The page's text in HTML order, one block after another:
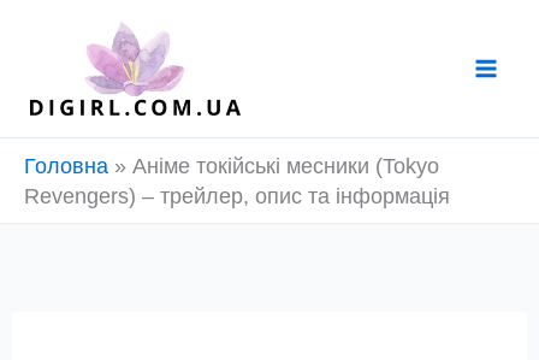
Головна » Аніме токійські месники (Tokyo
Revengers) – трейлер, опис та інформація